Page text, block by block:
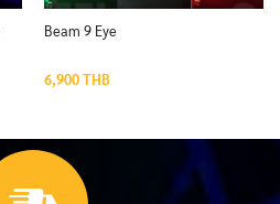
Beam 9 Eye
6,900THB